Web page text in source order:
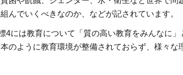
んでいくべきなのか、などが記されています。
4には教育について「質の高い教育をみんなに」
のように教育環境が整備されておらず、様々な